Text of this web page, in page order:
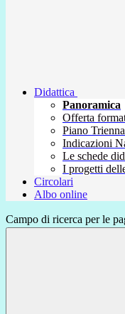
Didattica
Panoramica
Offerta
Piano
Indicazioni
Le schede
I progetti
Circolari
Albo online
Campo di ricerca per le